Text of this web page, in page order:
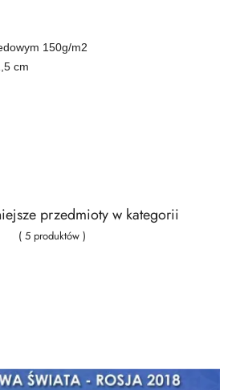
150g/m2
cm
przedmioty w kategorii
( 5 produktów )